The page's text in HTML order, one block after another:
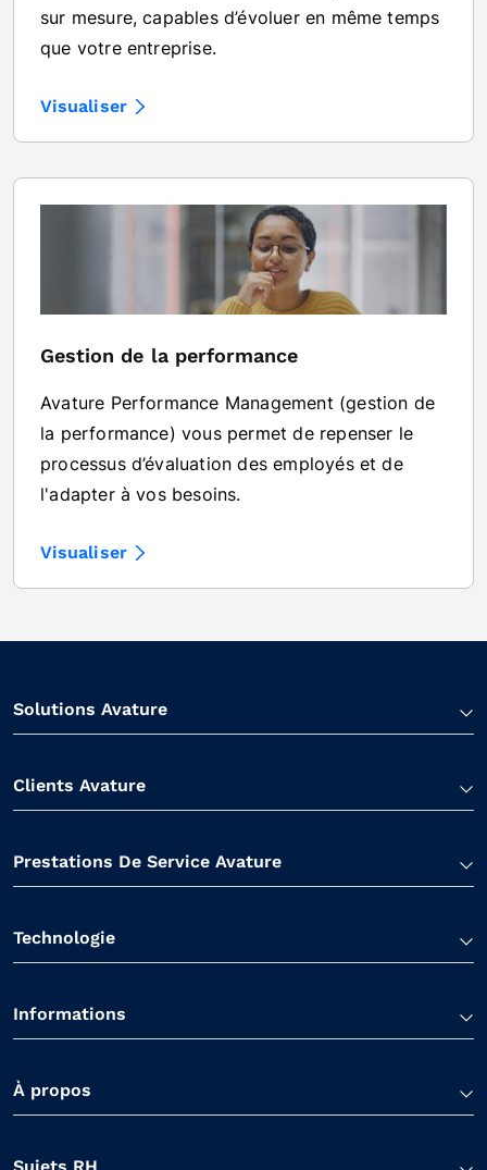
sur mesure, capables d’évoluer en même temps
que votre entreprise.
Visualiser
Gestion de la performance
Avature Performance Management (gestion de
la performance) vous permet de repenser le
processus d’évaluation des employés et de
l'adapter à vos besoins.
Visualiser
Solutions Avature
Clients Avature
Prestations De Service Avature
Technologie
Informations
À propos